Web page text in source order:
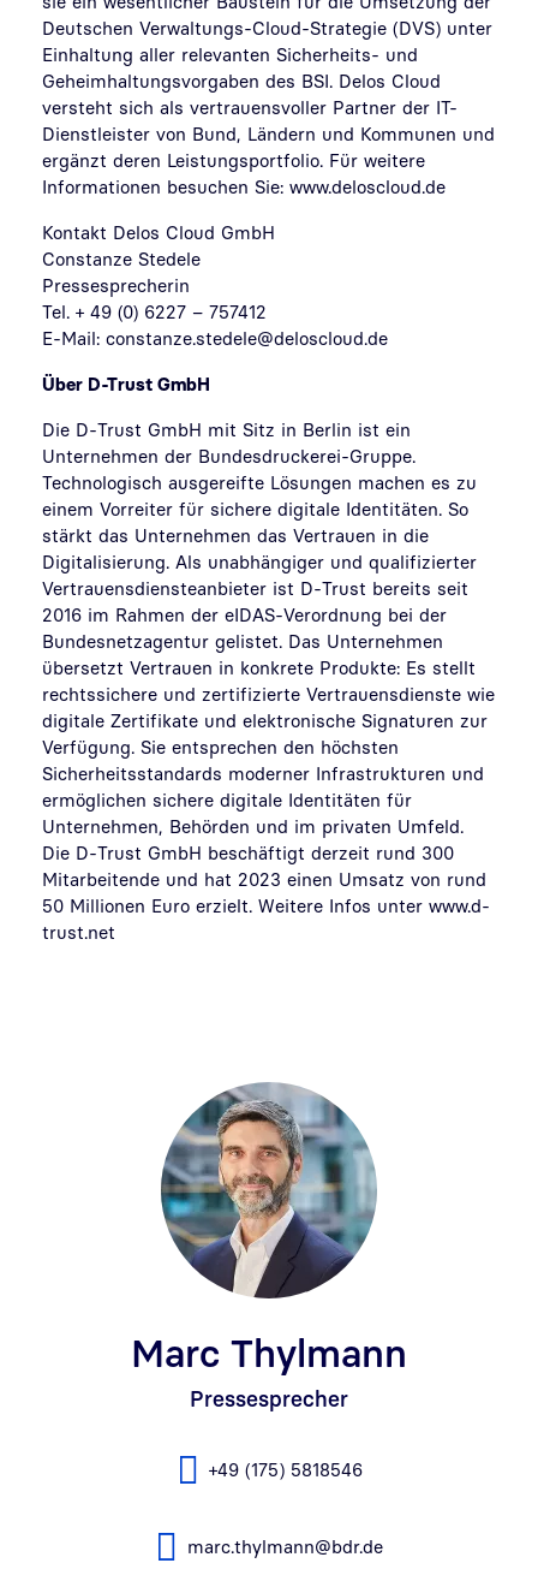
Deutschen Verwaltungs-Cloud-Strategie (DVS) unter
Einhaltung aller relevanten Sicherheits- und
Geheimhaltungsvorgaben des BSI. Delos Cloud
versteht sich als vertrauensvoller Partner der IT-
Dienstleister von Bund, Ländern und Kommunen und
ergänzt deren Leistungsportfolio. Für weitere
Informationen besuchen Sie: www.deloscloud.de
Kontakt Delos Cloud GmbH
Constanze Stedele
Pressesprecherin
Tel. + 49 (0) 6227 – 757412
E-Mail: constanze.stedele@deloscloud.de
Über D-Trust GmbH
Die D-Trust GmbH mit Sitz in Berlin ist ein
Unternehmen der Bundesdruckerei-Gruppe.
Technologisch ausgereifte Lösungen machen es zu
einem Vorreiter für sichere digitale Identitäten. So
stärkt das Unternehmen das Vertrauen in die
Digitalisierung. Als unabhängiger und qualifizierter
Vertrauensdiensteanbieter ist D-Trust bereits seit
2016 im Rahmen der eIDAS-Verordnung bei der
Bundesnetzagentur gelistet. Das Unternehmen
übersetzt Vertrauen in konkrete Produkte: Es stellt
rechtssichere und zertifizierte Vertrauensdienste wie
digitale Zertifikate und elektronische Signaturen zur
Verfügung. Sie entsprechen den höchsten
Sicherheitsstandards moderner Infrastrukturen und
ermöglichen sichere digitale Identitäten für
Unternehmen, Behörden und im privaten Umfeld.
Die D-Trust GmbH beschäftigt derzeit rund 300
Mitarbeitende und hat 2023 einen Umsatz von rund
50 Millionen Euro erzielt. Weitere Infos unter www.d-
trust.net
Marc Thylmann
Pressesprecher
+49 (175) 5818546
marc.thylmann@bdr.de